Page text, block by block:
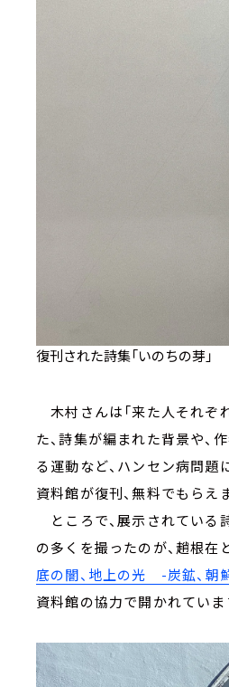
復刊された詩集「いのちの芽」
木村さんは「来た人それぞ
た、詩集が編まれた背景や、
る運動など、ハンセン病問題
資料館が復刊、無料でもらえ
ところで、展示されている
の多くを撮ったのが、趙根在
底の闇、地上の光 -炭鉱、朝
資料館の協力で開かれていま